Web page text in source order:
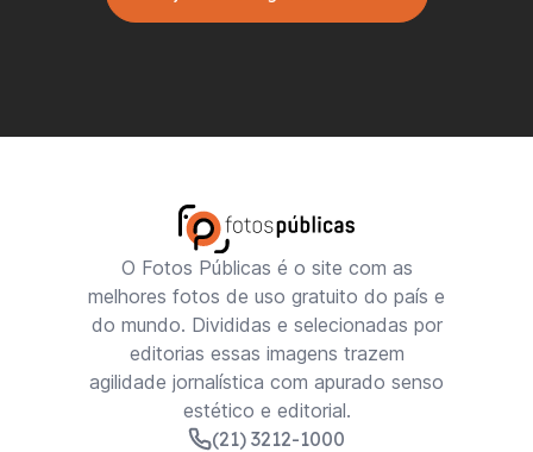
O Fotos Públicas é o site com as
melhores fotos de uso gratuito do país e
do mundo. Divididas e selecionadas por
editorias essas imagens trazem
agilidade jornalística com apurado senso
estético e editorial.
(21) 3212-1000